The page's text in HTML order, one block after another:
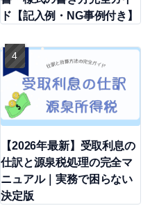
ド【記入例・NG事例付き】
【2026年最新】受取利息の
仕訳と源泉税処理の完全マ
ニュアル｜実務で困らない
決定版